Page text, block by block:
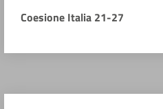
Coesione Italia 21-27